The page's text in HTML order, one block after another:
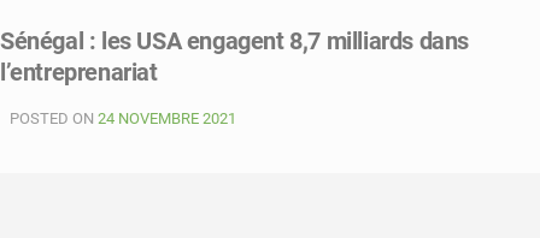
un
étudiant
de
Sénégal : les USA engagent 8,7 milliards dans
l’entreprenariat
POSTED ON 24 NOVEMBRE 2021